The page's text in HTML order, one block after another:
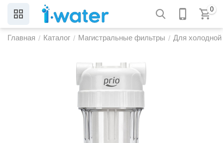
0
Главная / Каталог / Магистральные фильтры / Для